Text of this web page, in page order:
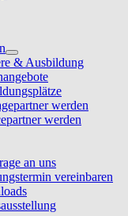
& Ausbildung
werden
werden
an uns
vereinbaren